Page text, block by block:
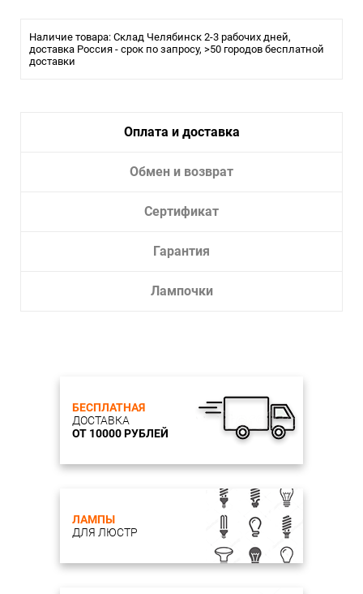
Наличие товара: Склад Челябинск 2-3 рабочих дней,
доставка Россия - срок по запросу, >50 городов бесплатной
доставки
Оплата и доставка
Обмен и возврат
Сертификат
Гарантия
Лампочки
БЕСПЛАТНАЯ
ДОСТАВКА
ОТ 10000 РУБЛЕЙ
ЛАМПЫ
ДЛЯ ЛЮСТР